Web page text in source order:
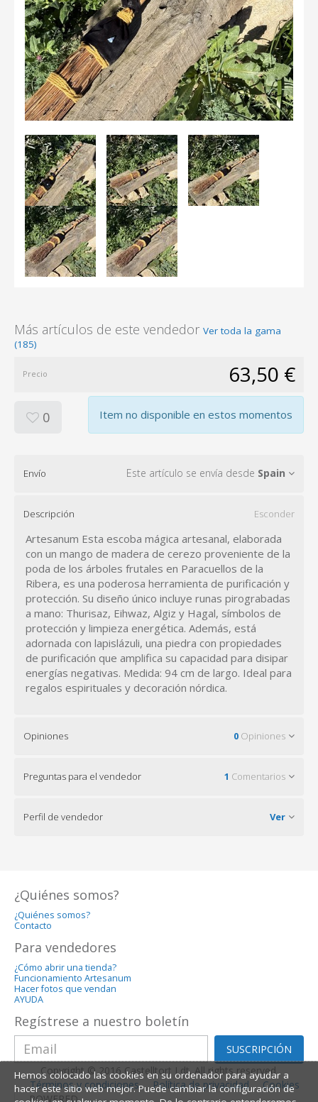
Más artículos de este vendedor Ver toda la gama
(185)
Precio 63,50 €
0 Item no disponible en estos momentos
Envío Este artículo se envía desde Spain
Descripción Esconder
Artesanum Esta escoba mágica artesanal, elaborada
con un mango de madera de cerezo proveniente de la
poda de los árboles frutales en Paracuellos de la
Ribera, es una poderosa herramienta de purificación y
protección. Su diseño único incluye runas pirograbadas
a mano: Thurisaz, Eihwaz, Algiz y Hagal, símbolos de
protección y limpieza energética. Además, está
adornada con lapislázuli, una piedra con propiedades
de purificación que amplifica su capacidad para disipar
energías negativas. Medida: 94 cm de largo. Ideal para
regalos espirituales y decoración nórdica.
Opiniones 0 Opiniones
Preguntas para el vendedor 1 Comentarios
Perfil de vendedor Ver
¿Quiénes somos?
¿Quiénes somos?
Contacto
Para vendedores
¿Cómo abrir una tienda?
Funcionamiento Artesanum
Hacer fotos que vendan
AYUDA
Regístrese a nuestro boletín
SUSCRIPCIÓN
Copyright © 2016 Castelltort Ldt. All rights reserved.
Términos y condiciones
Política de privacidad
Cookies
POWERED
Hemos colocado las cookies en su ordenador para ayudar a
hacer este sitio web mejor. Puede cambiar la configuración de